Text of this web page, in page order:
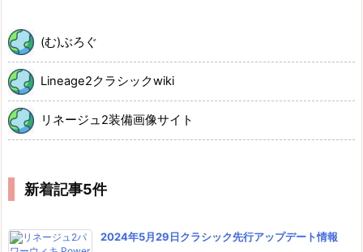
(む)ぶろぐ
Lineage2クラシックwiki
リネージュ2装備画像サイト
新着記事5件
2024年5月29日クラシック先行アップデート情報